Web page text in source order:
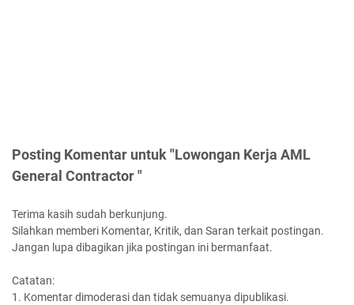
Posting Komentar untuk "Lowongan Kerja AML
General Contractor "
Terima kasih sudah berkunjung.
Silahkan memberi Komentar, Kritik, dan Saran terkait postingan.
Jangan lupa dibagikan jika postingan ini bermanfaat.
Catatan:
1. Komentar dimoderasi dan tidak semuanya dipublikasi.